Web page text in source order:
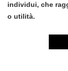
individui, che
o utilità.